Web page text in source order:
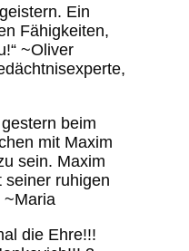
Ein
Fähigkeiten,
~Oliver
beim
mit Maxim
sein. Maxim
seiner ruhigen
~Maria
die Ehre!!!